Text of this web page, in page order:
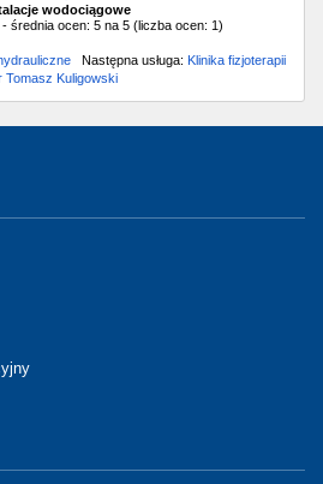
wodociągowe
- średnia ocen: 5 na 5 (liczba ocen: 1)
Następna usługa: Klinika fizjoterapii
Tomasz Kuligowski